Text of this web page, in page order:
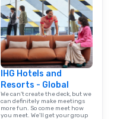
IHG Hotels and
Resorts - Global
We can't create the deck, but we
can definitely make meetings
more fun. So come meet how
you meet. We'll get your group